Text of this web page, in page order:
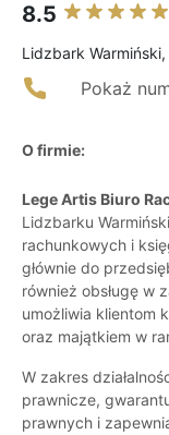
8.5
Lidzbark
Pokaż
O firmie:
Lege Artis Biuro
Lidzbarku
rachunkowych i
głównie do
również obsługę w
umożliwia klientom
oraz majątkiem w
W zakres
prawnicze,
prawnych i